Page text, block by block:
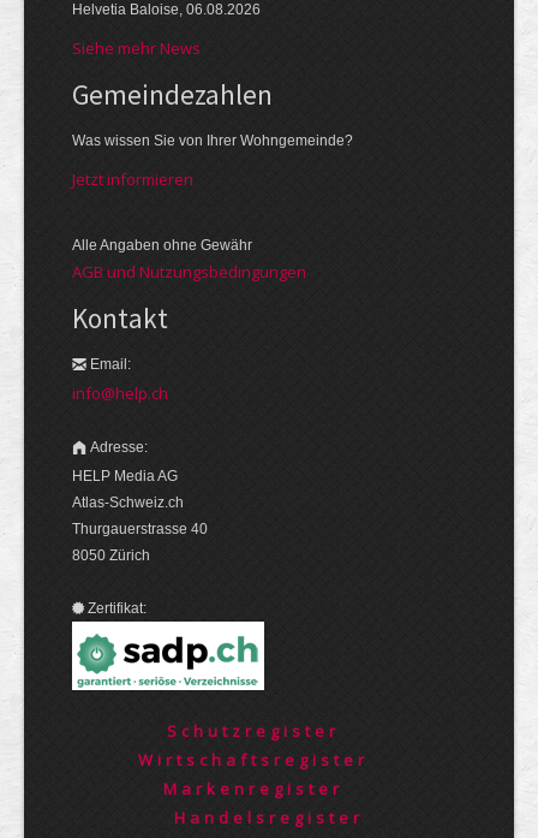
Helvetia Baloise, 06.08.2026
Siehe mehr News
Gemeinde­zahlen
Was wissen Sie von Ihrer Wohngemeinde?
Jetzt informieren
Alle Angaben ohne Gewähr
AGB und Nutzungsbedingungen
Kontakt
Email:
info@help.ch
Adresse:
HELP Media AG
Atlas-Schweiz.ch
Thurgauerstrasse 40
8050 Zürich
Zertifikat:
Schutzregister
Wirtschaftsregister
Markenregister
Handelsregister